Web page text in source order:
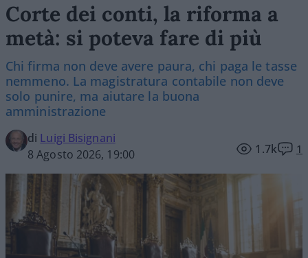
Corte dei conti, la riforma a
metà: si poteva fare di più
Chi firma non deve avere paura, chi paga le tasse
nemmeno. La magistratura contabile non deve
solo punire, ma aiutare la buona
amministrazione
di Luigi Bisignani
8 Agosto 2026, 19:00
1.7k 1